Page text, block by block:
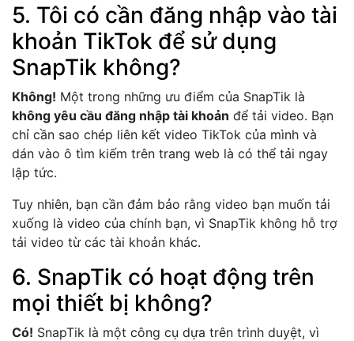
5. Tôi có cần đăng nhập vào tài
khoản TikTok để sử dụng
SnapTik không?
Không! Một trong những ưu điểm của SnapTik là
không yêu cầu đăng nhập tài khoản để tải video. Bạn
chỉ cần sao chép liên kết video TikTok của mình và
dán vào ô tìm kiếm trên trang web là có thể tải ngay
lập tức.
Tuy nhiên, bạn cần đảm bảo rằng video bạn muốn tải
xuống là video của chính bạn, vì SnapTik không hỗ trợ
tải video từ các tài khoản khác.
6. SnapTik có hoạt động trên
mọi thiết bị không?
Có! SnapTik là một công cụ dựa trên trình duyệt, vì